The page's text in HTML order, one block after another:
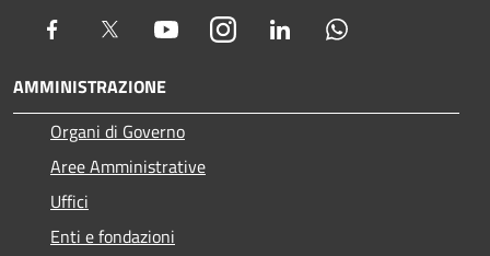
Facebook Twitter YoutubeInstagram LinkedIn
AMMINISTRAZIONE
Organi di Governo
Aree Amministrative
Uffici
Enti e fondazioni